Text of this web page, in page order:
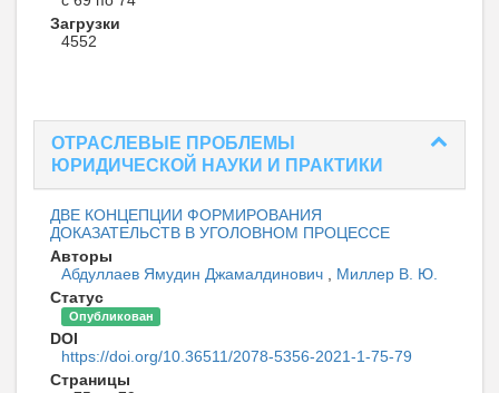
Загрузки
4552
ОТРАСЛЕВЫЕ ПРОБЛЕМЫ
ЮРИДИЧЕСКОЙ НАУКИ И ПРАКТИКИ
ДВЕ КОНЦЕПЦИИ ФОРМИРОВАНИЯ
ДОКАЗАТЕЛЬСТВ В УГОЛОВНОМ ПРОЦЕССЕ
Авторы
Абдуллаев Ямудин Джамалдинович
Миллер В. Ю.
Статус
Опубликован
DOI
https://doi.org/10.36511/2078-5356-2021-1-75-79
Страницы